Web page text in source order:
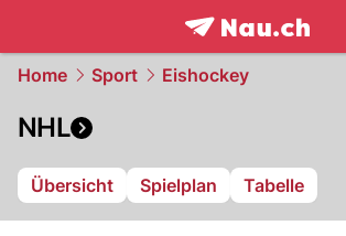
frontpage.
Home Sport Eishockey
NHL
Übersicht Spielplan Tabelle